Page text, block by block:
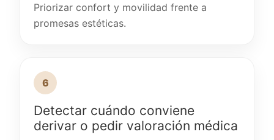
Priorizar confort y movilidad frente a
promesas estéticas.
6
Detectar cuándo conviene
derivar o pedir valoración médica